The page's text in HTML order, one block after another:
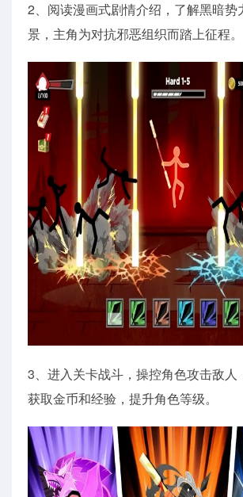
2、阅读漫画式剧情介绍，了解黑暗势
景，主角为对抗邪恶组织而踏上征程。
3、进入关卡战斗，操控角色攻击敌人
获取金币和经验，提升角色等级。